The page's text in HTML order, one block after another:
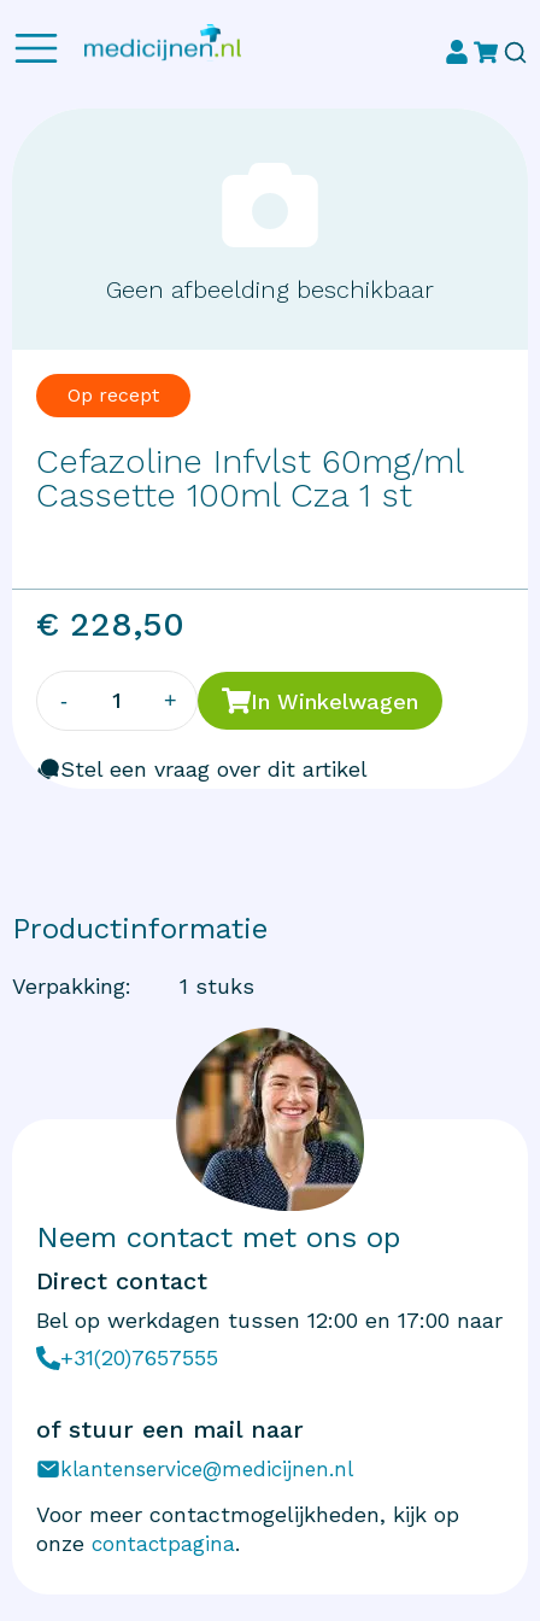
Geen afbeelding beschikbaar
Op recept
Cefazoline Infvlst 60mg/ml
Cassette 100ml Cza 1 st
€ 228,50
- 1 + In Winkelwagen
Stel een vraag over dit artikel
Productinformatie
Verpakking: 1 stuks
Neem contact met ons op
Direct contact
Bel op werkdagen tussen 12:00 en 17:00 naar
+31(20)7657555
of stuur een mail naar
klantenservice@medicijnen.nl
Voor meer contactmogelijkheden, kijk op
onze contactpagina.